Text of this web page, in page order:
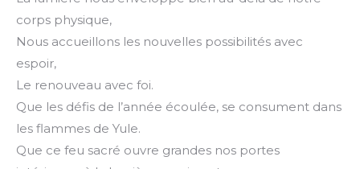
corps physique,
Nous accueillons les nouvelles possibilités avec
espoir,
Le renouveau avec foi.
Que les défis de l’année écoulée, se consument dans
les flammes de Yule.
Que ce feu sacré ouvre grandes nos portes